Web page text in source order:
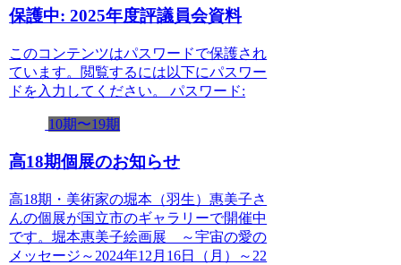
保護中: 2025年度評議員会資料
このコンテンツはパスワードで保護され
ています。閲覧するには以下にパスワー
ドを入力してください。 パスワード:
10期〜19期
高18期個展のお知らせ
高18期・美術家の堀本（羽生）惠美子さ
んの個展が国立市のギャラリーで開催中
です。堀本惠美子絵画展 ～宇宙の愛の
メッセージ～2024年12月16日（月）～22